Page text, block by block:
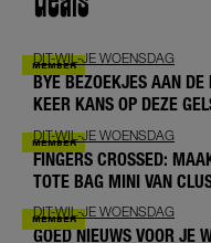
DIT-WIL-JE WOENSDAG
BYE BEZOEKJES AAN
KEER KANS OP DEZE
DIT-WIL-JE WOENSDAG
FINGERS CROSSED:
TOTE BAG MINI VAN
DIT-WIL-JE WOENSDAG
GOED NIEUWS VOOR JE